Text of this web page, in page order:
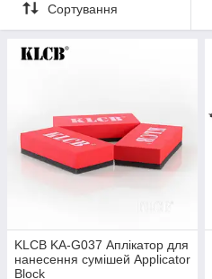
Сортування
KLCB KA-G037 Аплікатор для
нанесення сумішей Applicator
Block